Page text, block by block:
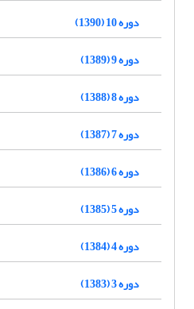
دوره 10 (1390)
دوره 9 (1389)
دوره 8 (1388)
دوره 7 (1387)
دوره 6 (1386)
دوره 5 (1385)
دوره 4 (1384)
دوره 3 (1383)